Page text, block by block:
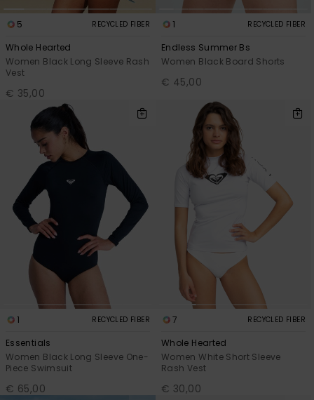
5 RECYCLED FIBER
Whole Hearted
Women Black Long Sleeve Rash
Vest
€ 35,00
1 RECYCLED FIBER
Endless Summer Bs
Women Black Board Shorts
€ 45,00
1 RECYCLED FIBER
Essentials
Women Black Long Sleeve One-
Piece Swimsuit
€ 65,00
7 RECYCLED FIBER
Whole Hearted
Women White Short Sleeve
Rash Vest
€ 30,00